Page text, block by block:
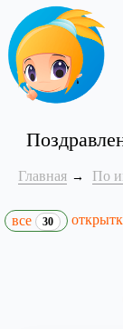
Главная По
все 30